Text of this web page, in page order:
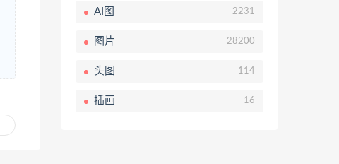
AI图 2231
图片 28200
头图 114
插画 16